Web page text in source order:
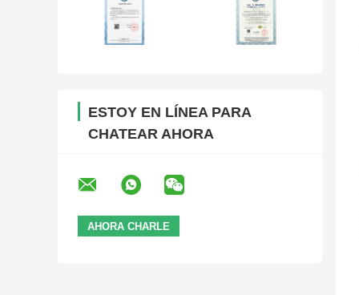
ESTOY EN LÍNEA PARA
CHATEAR AHORA